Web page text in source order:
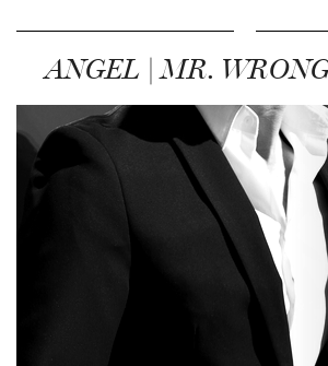
ANGEL | MR.